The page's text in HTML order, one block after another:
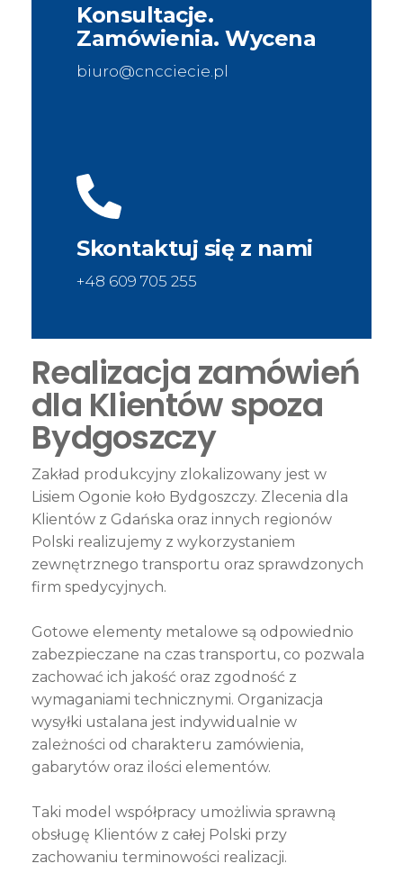
Konsultacje.
Zamówienia. Wycena
biuro@cncciecie.pl
Skontaktuj się z nami
+48 609 705 255
Realizacja zamówień
dla Klientów spoza
Bydgoszczy
Zakład produkcyjny zlokalizowany jest w
Lisiem Ogonie koło Bydgoszczy. Zlecenia dla
Klientów z Gdańska oraz innych regionów
Polski realizujemy z wykorzystaniem
zewnętrznego transportu oraz sprawdzonych
firm spedycyjnych.
Gotowe elementy metalowe są odpowiednio
zabezpieczane na czas transportu, co pozwala
zachować ich jakość oraz zgodność z
wymaganiami technicznymi. Organizacja
wysyłki ustalana jest indywidualnie w
zależności od charakteru zamówienia,
gabarytów oraz ilości elementów.
Taki model współpracy umożliwia sprawną
obsługę Klientów z całej Polski przy
zachowaniu terminowości realizacji.